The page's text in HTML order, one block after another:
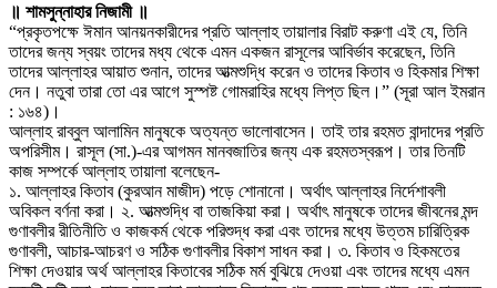
॥ শামসুন্নাহার নিজামী ॥
“প্রকৃতপক্ষে ঈমান আনয়নকারীদের প্রতি আল্লাহ তায়ালার বিরাট করুণা এই যে, তিনি
তাদের জন্য স্বয়ং তাদের মধ্য থেকে এমন একজন রাসূলের আবির্ভাব করেছেন, তিনি
তাদের আল্লাহর আয়াত শুনান, তাদের আত্মশুদ্ধি করেন ও তাদের কিতাব ও হিকমার শিক্ষা
দেন। নতুবা তারা তো এর আগে সুস্পষ্ট গোমরাহির মধ্যে লিপ্ত ছিল।” (সূরা আল ইমরান
: ১৬৪)।
আল্লাহ রাব্বুল আলামিন মানুষকে অত্যন্ত ভালোবাসেন। তাই তার রহমত বান্দাদের প্রতি
অপরিসীম। রাসূল (সা.)-এর আগমন মানবজাতির জন্য এক রহমতস্বরূপ। তার তিনটি
কাজ সম্পর্কে আল্লাহ তায়ালা বলেছেন-
১. আল্লাহর কিতাব (কুরআন মাজীদ) পড়ে শোনানো। অর্থাৎ আল্লাহর নির্দেশাবলী
অবিকল বর্ণনা করা। ২. আত্মশুদ্ধি বা তাজকিয়া করা। অর্থাৎ মানুষকে তাদের জীবনের মন্দ
গুণাবলীর রীতিনীতি ও কাজকর্ম থেকে পরিশুদ্ধ করা এবং তাদের মধ্যে উত্তম চারিত্রিক
গুণাবলী, আচার-আচরণ ও সঠিক গুণাবলীর বিকাশ সাধন করা। ৩. কিতাব ও হিকমতের
শিক্ষা দেওয়ার অর্থ আল্লাহর কিতাবের সঠিক মর্ম বুঝিয়ে দেওয়া এবং তাদের মধ্যে এমন